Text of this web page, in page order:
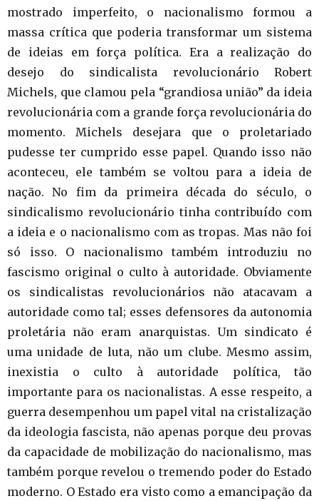
mostrado imperfeito, o nacionalismo formou a
massa crítica que poderia transformar um sistema
de ideias em força política. Era a realização do
desejo do sindicalista revolucionário Robert
Michels, que clamou pela “grandiosa união” da ideia
revolucionária com a grande força revolucionária do
momento. Michels desejara que o proletariado
pudesse ter cumprido esse papel. Quando isso não
aconteceu, ele também se voltou para a ideia de
nação. No fim da primeira década do século, o
sindicalismo revolucionário tinha contribuído com
a ideia e o nacionalismo com as tropas. Mas não foi
só isso. O nacionalismo também introduziu no
fascismo original o culto à autoridade. Obviamente
os sindicalistas revolucionários não atacavam a
autoridade como tal; esses defensores da autonomia
proletária não eram anarquistas. Um sindicato é
uma unidade de luta, não um clube. Mesmo assim,
inexistia o culto à autoridade política, tão
importante para os nacionalistas. A esse respeito, a
guerra desempenhou um papel vital na cristalização
da ideologia fascista, não apenas porque deu provas
da capacidade de mobilização do nacionalismo, mas
também porque revelou o tremendo poder do Estado
moderno. O Estado era visto como a emancipação da